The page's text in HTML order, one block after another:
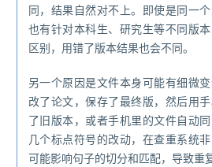
同，结果自然对不上。即使是同一
也有针对本科生、研究生等不同版
区别，用错了版本结果也会不同。
另一个原因是文件本身可能有细微
改了论文，保存了最终版，然后用
了旧版本，或者手机里的文件自动
几个标点符号的改动，在查重系统
可能影响句子的切分和匹配，导致重